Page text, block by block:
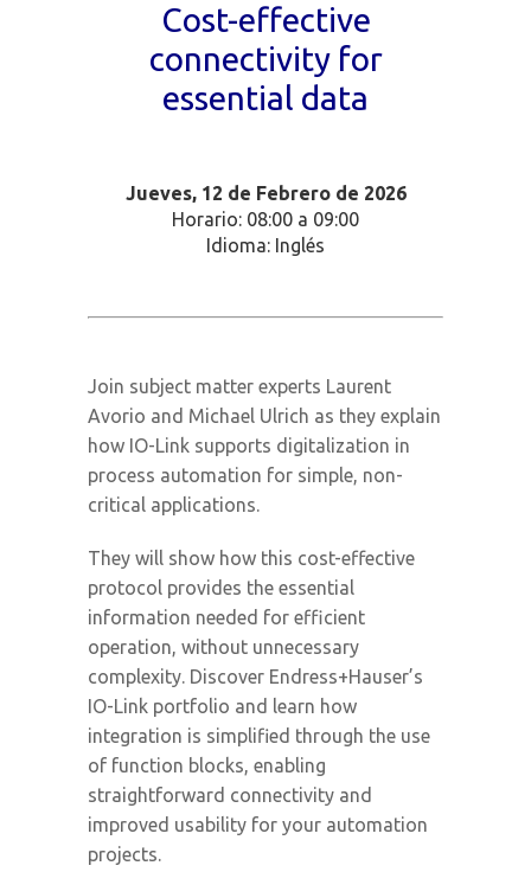
Cost-effective
connectivity for
essential data
Jueves, 12 de Febrero de 2026
Horario: 08:00 a 09:00
Idioma: Inglés
Join subject matter experts Laurent
Avorio and Michael Ulrich as they explain
how IO-Link supports digitalization in
process automation for simple, non-
critical applications.
They will show how this cost-effective
protocol provides the essential
information needed for efficient
operation, without unnecessary
complexity. Discover Endress+Hauser’s
IO-Link portfolio and learn how
integration is simplified through the use
of function blocks, enabling
straightforward connectivity and
improved usability for your automation
projects.